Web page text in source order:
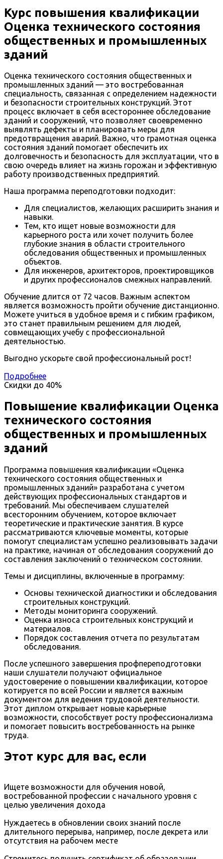
Курс повышения квалификации
Оценка технического состояния
общественных и промышленных
зданий
Оценка технического состояния общественных и
промышленных зданий — это востребованная
специальность, связанная с определением надежности
и безопасности строительных конструкций. Этот
процесс включает в себя всестороннее обследование
зданий и сооружений, что позволяет своевременно
выявлять дефекты и планировать меры для
предотвращения аварий. Важно, что грамотная оценка
состояния зданий помогает обеспечить их
долговечность и безопасность для эксплуатации, что в
свою очередь влияет на жизнь горожан и эффективную
работу производственных предприятий.
Наша программа переподготовки подходит:
Для специалистов, желающих расширить знания и
навыки.
Тем, кто ищет новые возможности для
карьерного роста или хочет получить более
глубокие знания в области строительного
обследования общественных и промышленных
объектов.
Для инженеров, архитекторов, проектировщиков
и других профессионалов смежных направлений.
Обучение длится от 72 часов. Важным аспектом
является возможность пройти обучение дистанционно.
Можете учиться в удобное время и с гибким графиком,
это станет правильным решением для людей,
совмещающих учебу с профессиональной
деятельностью.
Выгодно ускорьте свой профессиональный рост!
Подробнее
Скидки до 40%
Повышение квалификации Оценка
технического состояния
общественных и промышленных
зданий
Программа повышения квалификации «Оценка
технического состояния общественных и
промышленных зданий» разработана с учетом
действующих профессиональных стандартов и
требований. Мы обеспечиваем слушателей
всесторонним обучением, которое включает
теоретические и практические занятия. В курсе
рассматриваются ключевые моменты, которые
помогут специалистам успешно реализовывать задачи
на практике, начиная от обследования сооружений до
составления заключений о техническом состоянии.
Темы и дисциплины, включенные в программу:
Основы технической диагностики и обследования
строительных конструкций.
Методы мониторинга сооружений.
Оценка износа строительных конструкций и
материалов.
Порядок составления отчета по результатам
обследования.
После успешного завершения профпереподготовки
наши слушатели получают официальное
удостоверение о повышении квалификации, которое
котируется по всей России и является важным
документом для ведения трудовой деятельности.
Этот диплом открывает новые карьерные
возможности, способствует росту профессионализма
и помогает повысить востребованность на рынке
труда.
Этот курс для вас, если
Ищете возможности для обучения новой,
востребованной профессии с начального уровня с
целью увеличения дохода
Нуждаетесь в обновлении своих знаний после
длительного перерыва, например, после декрета или
отсутствия на рабочем месте